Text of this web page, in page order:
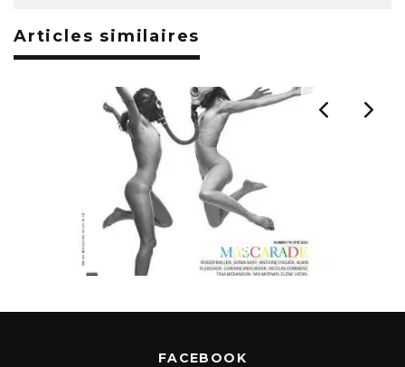
Articles similaires
de l’air n°75 – Spécial 20 ans
FACEBOOK